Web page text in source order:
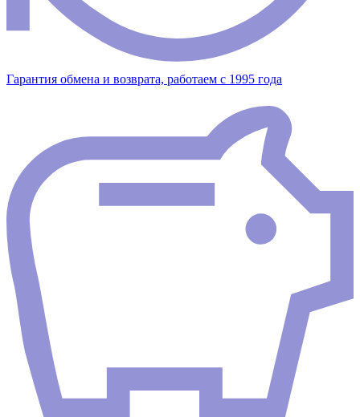
Гарантия обмена и возврата, работаем с 1995 года